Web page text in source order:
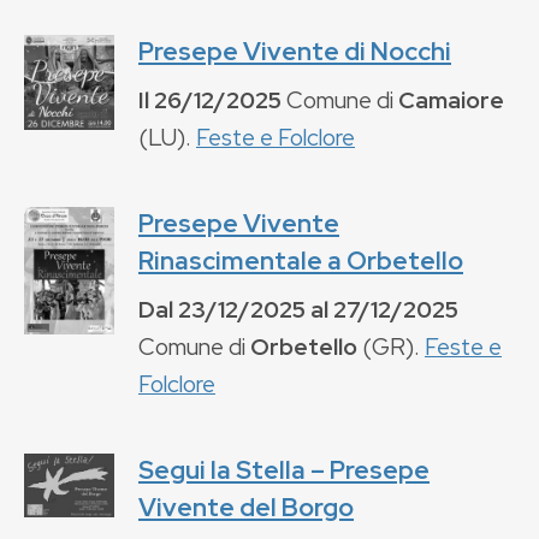
Presepe Vivente di Nocchi
Il26/12/2025Comune di Camaiore
(LU). Feste e Folclore
Presepe Vivente
Rinascimentale a Orbetello
Dal23/12/2025 al27/12/2025
Comune di Orbetello(GR). Feste e
Folclore
Segui la Stella – Presepe
Vivente del Borgo